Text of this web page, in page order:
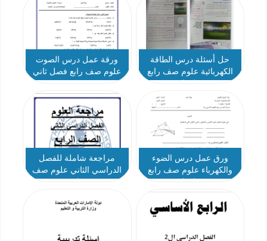
حل أسئلة درس الطاقة
الكهربائية علوم صف رابع
ورقة عمل درس الصوت
علوم صف رابع فصل ثاني
ورق عمل درس الضوء
والكهرباء علوم صف رابع
مراجعة شاملة للفصل
الدراسي الثاني علوم صف